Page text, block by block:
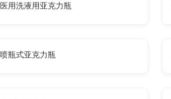
医用洗液用亚克力瓶
喷瓶式亚克力瓶